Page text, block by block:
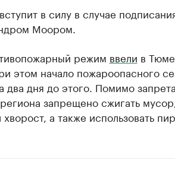
в силу в случае
Моором.
режим ввели в
этом начало пожароопасного
два дня до этого. Помимо
запрещено сжигать
а также использовать